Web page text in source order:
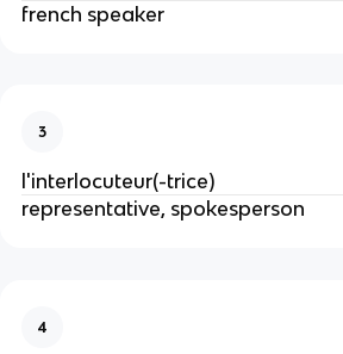
french speaker
3
l'interlocuteur(-trice)
representative, spokesperson
4